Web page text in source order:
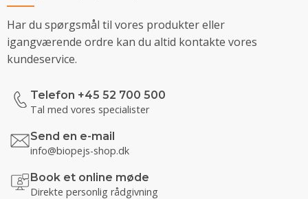
Har du spørgsmål til vores produkter eller
igangværende ordre kan du altid kontakte vores
kundeservice.
Telefon +45 52 700 500
Tal med vores specialister
Send en e-mail
info@biopejs-shop.dk
Book et online møde
Direkte personlig rådgivning